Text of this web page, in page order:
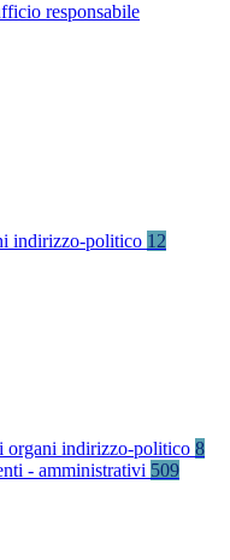
responsabile
indirizzo-politico 12
organi indirizzo-politico 8
- amministrativi 509